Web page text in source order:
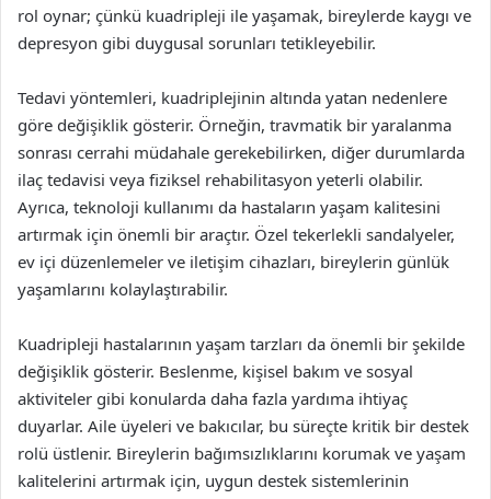
rol oynar; çünkü kuadripleji ile yaşamak, bireylerde kaygı ve
depresyon gibi duygusal sorunları tetikleyebilir.
Tedavi yöntemleri, kuadriplejinin altında yatan nedenlere
göre değişiklik gösterir. Örneğin, travmatik bir yaralanma
sonrası cerrahi müdahale gerekebilirken, diğer durumlarda
ilaç tedavisi veya fiziksel rehabilitasyon yeterli olabilir.
Ayrıca, teknoloji kullanımı da hastaların yaşam kalitesini
artırmak için önemli bir araçtır. Özel tekerlekli sandalyeler,
ev içi düzenlemeler ve iletişim cihazları, bireylerin günlük
yaşamlarını kolaylaştırabilir.
Kuadripleji hastalarının yaşam tarzları da önemli bir şekilde
değişiklik gösterir. Beslenme, kişisel bakım ve sosyal
aktiviteler gibi konularda daha fazla yardıma ihtiyaç
duyarlar. Aile üyeleri ve bakıcılar, bu süreçte kritik bir destek
rolü üstlenir. Bireylerin bağımsızlıklarını korumak ve yaşam
kalitelerini artırmak için, uygun destek sistemlerinin